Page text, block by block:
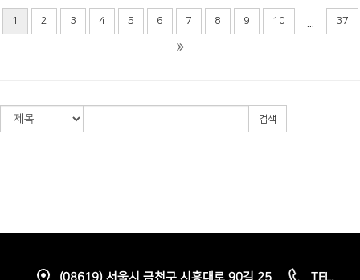
1 2 3 4 5 6 7 8 9 10 ... 37
검색